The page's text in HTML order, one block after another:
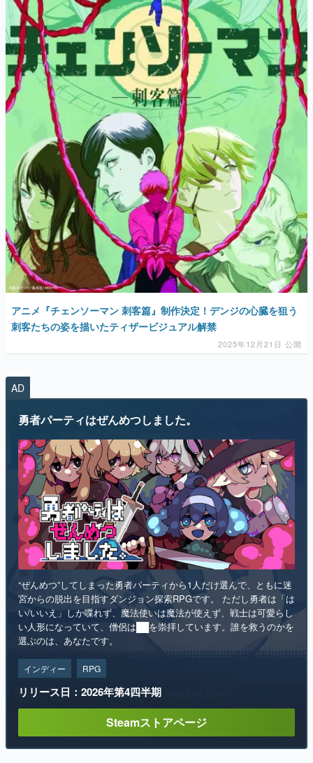
アニメ『チェンソーマン 刺客篇』制作決定！デンジの心臓を狙う
刺客たちの姿を描いたティザービジュアル解禁
2025年12月21日 公開
AD
勇者パーティはぜんめつしました。
“ぜんめつ”してしまった勇者パーティから1人だけ選んで、ともに迷
宮からの脱出を目指すダンジョン探索RPGです。 ただし勇者は「は
い/いいえ」しか喋れず、魔法使いは魔法が使えず、戦士は可愛らし
い人形になっていて、僧侶は██を崇拝しています。誰を救うのかを
選ぶのは、あなたです。
インディー RPG
リリース日：2026年第4四半期
Steamストアページ